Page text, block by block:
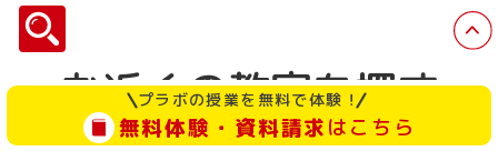
入塾後3回以内の定期テストで達成することをお
万一、目標点数に達成できなかった場合は、その
後の1学期間の授業料を無料で指導いたします。
お近くの教室を探す
プラボの授業を無料で体験！
無料体験・資料請求 はこちら